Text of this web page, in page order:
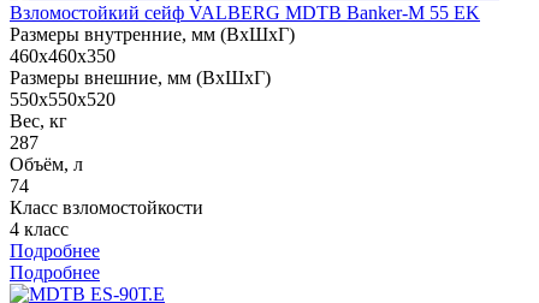
Взломостойкий сейф VALBERG MDTB Banker-M 55 EK
Размеры внутренние, мм (ВхШхГ)
460x460x350
Размеры внешние, мм (ВхШхГ)
550x550x520
Вес, кг
287
Объём, л
74
Класс взломостойкости
4 класс
Подробнее
Подробнее